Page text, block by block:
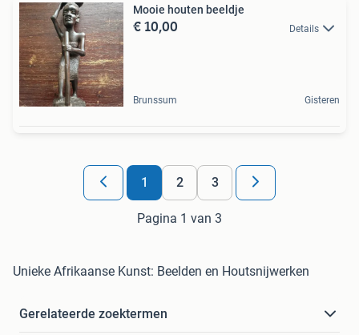
Mooie houten beeldje
€ 10,00 Details
Brunssum Gisteren
1 2 3
Pagina 1 van 3
Unieke Afrikaanse Kunst: Beelden en Houtsnijwerken
Gerelateerde zoektermen